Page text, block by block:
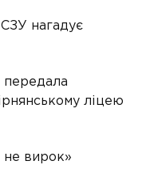
нагадує
передала
ліцею
не вирок»